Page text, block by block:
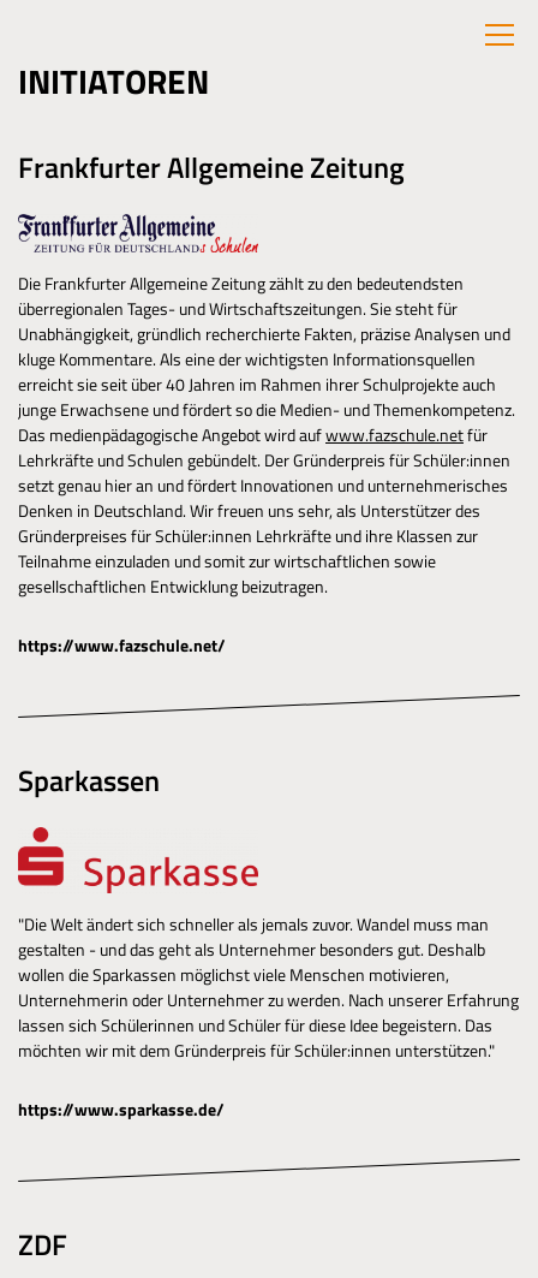
INITIATOREN
Frankfurter Allgemeine Zeitung
Die Frankfurter Allgemeine Zeitung zählt zu den bedeutendsten
überregionalen Tages- und Wirtschaftszeitungen. Sie steht für
Unabhängigkeit, gründlich recherchierte Fakten, präzise Analysen und
kluge Kommentare. Als eine der wichtigsten Informationsquellen
erreicht sie seit über 40 Jahren im Rahmen ihrer Schulprojekte auch
junge Erwachsene und fördert so die Medien- und Themenkompetenz.
Das medienpädagogische Angebot wird aufwww.fazschule.netfür
Lehrkräfte und Schulen gebündelt. Der Gründerpreis für Schüler:innen
setzt genau hier an und fördert Innovationen und unternehmerisches
Denken in Deutschland. Wir freuen uns sehr, als Unterstützer des
Gründerpreises für Schüler:innen Lehrkräfte und ihre Klassen zur
Teilnahme einzuladen und somit zur wirtschaftlichen sowie
gesellschaftlichen Entwicklung beizutragen.
https://www.fazschule.net/
Sparkassen
"Die Welt ändert sich schneller als jemals zuvor. Wandel muss man
gestalten - und das geht als Unternehmer besonders gut. Deshalb
wollen die Sparkassen möglichst viele Menschen motivieren,
Unternehmerin oder Unternehmer zu werden. Nach unserer Erfahrung
lassen sich Schülerinnen und Schüler für diese Idee begeistern. Das
möchten wir mit dem Gründerpreis für Schüler:innen unterstützen."
https://www.sparkasse.de/
ZDF